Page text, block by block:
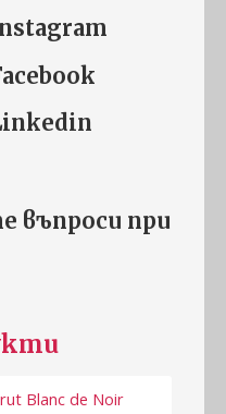
въпроси при